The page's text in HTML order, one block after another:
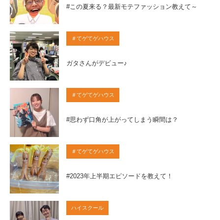
#この夏来る？最新モテファッション教えて～
＃てゲてゲハウス
ガタさんがデビュー♪
＃てゲてゲハウス
#思わず口角が上がってしまう瞬間は？
＃てゲてゲハウス
#2023年上半期エピソードを教えて！
ハイスクール